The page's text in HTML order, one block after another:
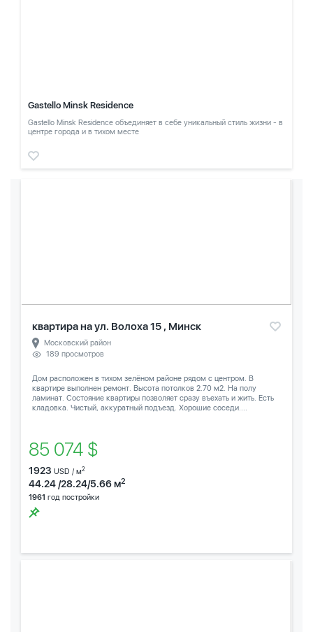
Gastello Minsk Residence
Gastello Minsk Residence объединяет в себе уникальный стиль жизни - в
центре города и в тихом месте
квартира на ул. Волоха 15 , Минск
Московский район
189 просмотров
Дом расположен в тихом зелёном районе рядом с центром. В
квартире выполнен ремонт. Высота потолков 2.70 м2. На полу
ламинат. Состояние квартиры позволяет сразу въехать и жить. Есть
кладовка. Чистый, аккуратный подъезд. Хорошие соседи....
85 074 $
1923 USD / м2
44.24 /28.24/5.66 м2
1961 год постройки